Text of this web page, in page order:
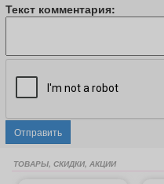
Текст комментария:
Отправить
ТОВАРЫ, СКИДКИ, АКЦИИ